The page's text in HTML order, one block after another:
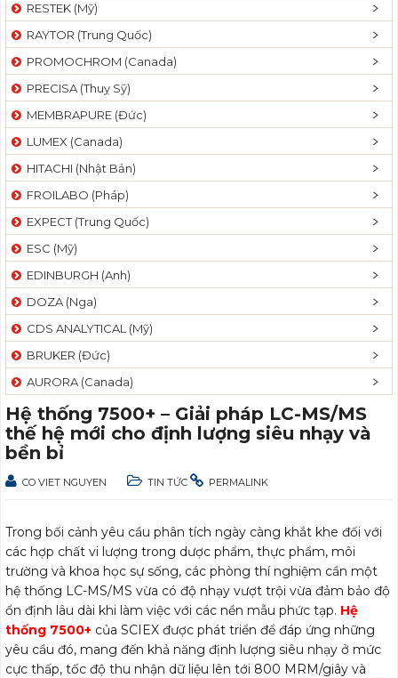
RESTEK (Mỹ)
RAYTOR (Trung Quốc)
PROMOCHROM (Canada)
PRECISA (Thuỵ Sỹ)
MEMBRAPURE (Đức)
LUMEX (Canada)
HITACHI (Nhật Bản)
FROILABO (Pháp)
EXPECT (Trung Quốc)
ESC (Mỹ)
EDINBURGH (Anh)
DOZA (Nga)
CDS ANALYTICAL (Mỹ)
BRUKER (Đức)
AURORA (Canada)
Hệ thống 7500+ – Giải pháp LC-MS/MS
thế hệ mới cho định lượng siêu nhạy và
bền bỉ
CO VIET NGUYEN TIN TỨC PERMALINK
Trong bối cảnh yêu cầu phân tích ngày càng khắt khe đối với
các hợp chất vi lượng trong dược phẩm, thực phẩm, môi
trường và khoa học sự sống, các phòng thí nghiệm cần một
hệ thống LC-MS/MS vừa có độ nhạy vượt trội vừa đảm bảo độ
ổn định lâu dài khi làm việc với các nền mẫu phức tạp. Hệ
thống 7500+ của SCIEX được phát triển để đáp ứng những
yêu cầu đó, mang đến khả năng định lượng siêu nhạy ở mức
cực thấp, tốc độ thu nhận dữ liệu lên tới 800 MRM/giây và